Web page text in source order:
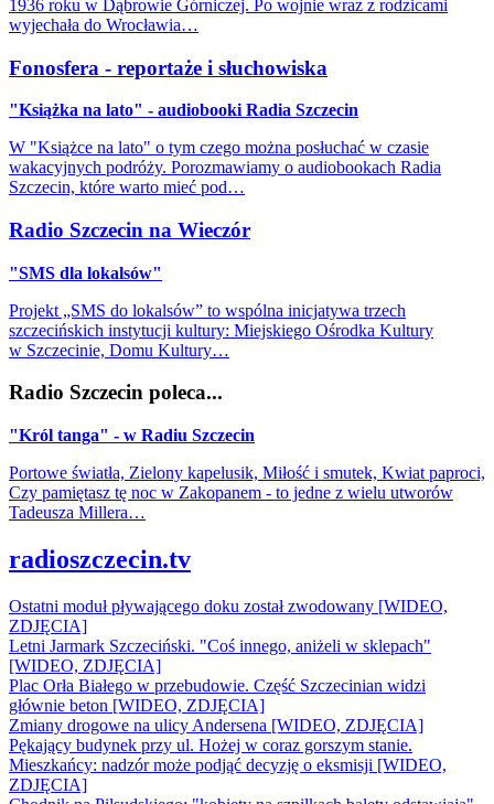
1936 roku w Dąbrowie Górniczej. Po wojnie wraz z rodzicami
wyjechała do Wrocławia…
Fonosfera - reportaże i słuchowiska
"Książka na lato" - audiobooki Radia Szczecin
W "Książce na lato" o tym czego można posłuchać w czasie
wakacyjnych podróży. Porozmawiamy o audiobookach Radia
Szczecin, które warto mieć pod…
Radio Szczecin na Wieczór
"SMS dla lokalsów"
Projekt „SMS do lokalsów” to wspólna inicjatywa trzech
szczecińskich instytucji kultury: Miejskiego Ośrodka Kultury
w Szczecinie, Domu Kultury…
Radio Szczecin poleca...
"Król tanga" - w Radiu Szczecin
Portowe światła, Zielony kapelusik, Miłość i smutek, Kwiat paproci,
Czy pamiętasz tę noc w Zakopanem - to jedne z wielu utworów
Tadeusza Millera…
radioszczecin.tv
Ostatni moduł pływającego doku został zwodowany [WIDEO,
ZDJĘCIA]
Letni Jarmark Szczeciński. "Coś innego, aniżeli w sklepach"
[WIDEO, ZDJĘCIA]
Plac Orła Białego w przebudowie. Część Szczecinian widzi
głównie beton [WIDEO, ZDJĘCIA]
Zmiany drogowe na ulicy Andersena [WIDEO, ZDJĘCIA]
Pękający budynek przy ul. Hożej w coraz gorszym stanie.
Mieszkańcy: nadzór może podjąć decyzję o eksmisji [WIDEO,
ZDJĘCIA]